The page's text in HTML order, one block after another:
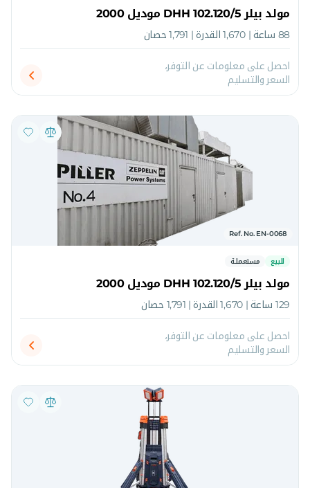
مولد بيلر DHH 102.120/5 موديل 2000
88 ساعة | 1,670 القدرة | 1,791 حصان
احصل على معلومات عن التوفر،
السعر والتسليم
Ref. No. EN-0068
للبيع
مستعملة
مولد بيلر DHH 102.120/5 موديل 2000
129 ساعة | 1,670 القدرة | 1,791 حصان
احصل على معلومات عن التوفر،
السعر والتسليم